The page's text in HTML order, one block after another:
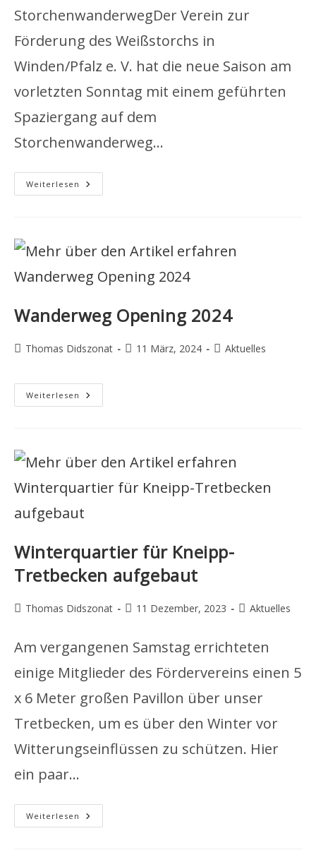
StorchenwanderwegDer Verein zur
Förderung des Weißstorchs in
Winden/Pfalz e. V. hat die neue Saison am
vorletzten Sonntag mit einem geführten
Spaziergang auf dem
Storchenwanderweg…
Weiterlesen Bericht
Opening
Wanderweg Opening 2024
Beitrags-
Thomas Didszonat
Beitrag
11 März, 2024
Beitrags-
Aktuelles
Weiterlesen Wanderweg
Opening
Winterquartier für Kneipp-
Tretbecken aufgebaut
Beitrags-
Thomas Didszonat
Beitrag
11 Dezember, 2023
Beitrags-
Aktuelles
Am vergangenen Samstag errichteten
einige Mitglieder des Fördervereins einen 5
x 6 Meter großen Pavillon über unser
Tretbecken, um es über den Winter vor
Witterungseinflüssen zu schützen. Hier
ein paar…
Weiterlesen Winterquartier
Für